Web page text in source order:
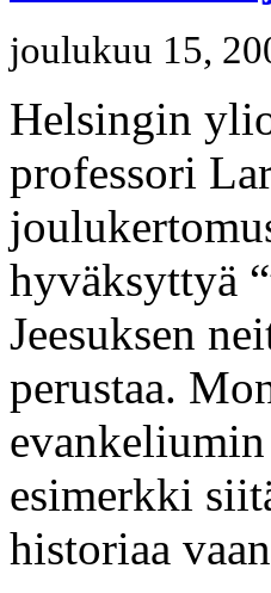
joulukuu 15,
Helsingin
professori
hyväksyttyä
Jeesuksen
perustaa.
esimerkki
historiaa